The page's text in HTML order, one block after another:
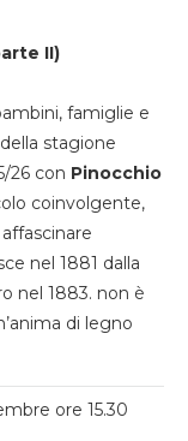
II)
famiglie e
stagione
26 con Pinocchio
coinvolgente,
nel 1881 dalla
nel 1883. non è
di legno
ore 15.30